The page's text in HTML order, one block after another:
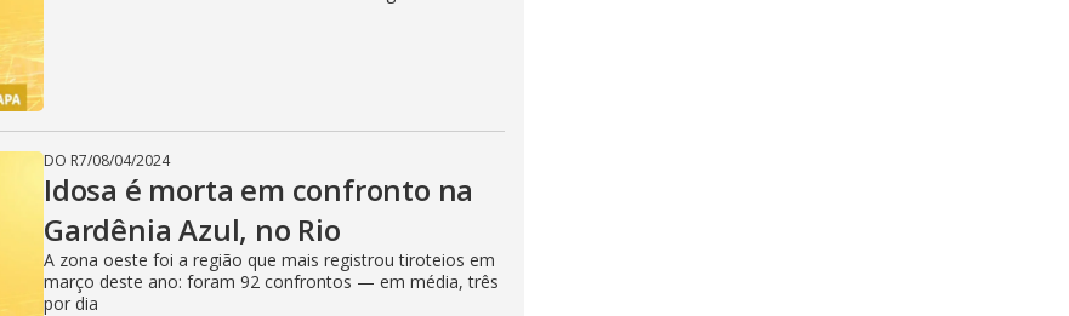
o
DO R7/08/04/2024
Idosa é morta em confronto na
Gardênia Azul, no Rio
A zona oeste foi a região que mais registrou tiroteios em
março deste ano: foram 92 confrontos — em média, três
por dia